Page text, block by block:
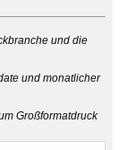
und die
und monatlicher
Großformatdruck